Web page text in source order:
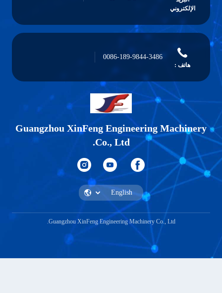
0086-189-9844-3486
Guangzhou XinFeng Engineering
Co., Ltd.
Guangzhou XinFeng Engineering Machinery Co.,